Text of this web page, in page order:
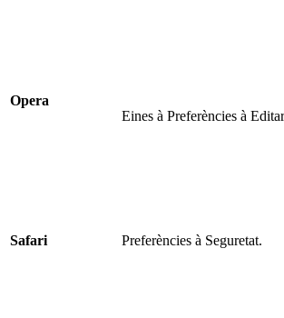
Opera
Eines à Preferències à
Safari Preferències à Seguretat.